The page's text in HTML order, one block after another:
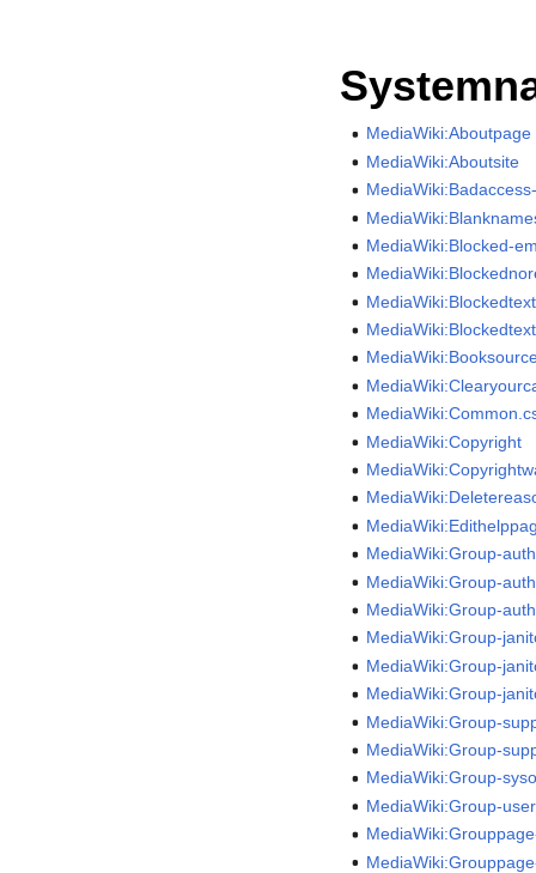
MediaWiki:Aboutpage
MediaWiki:Aboutsite
MediaWiki:Blocked-
MediaWiki:Blockedtext
MediaWiki:Copyright
MediaWiki:Group-
MediaWiki:Group-
MediaWiki:Group-
MediaWiki:Group-
MediaWiki:Group-
MediaWiki:Group-
MediaWiki:Group-
MediaWiki:Group-
MediaWiki:Group-
MediaWiki:Group-